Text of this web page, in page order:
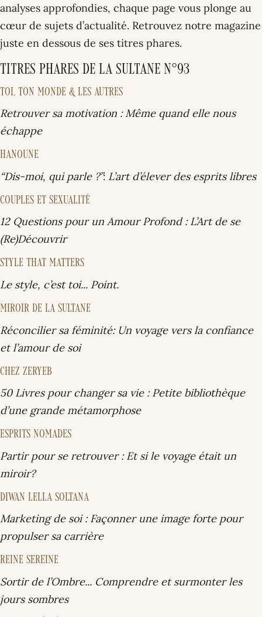
analyses approfondies, chaque page vous plonge au
cœur de sujets d’actualité. Retrouvez notre magazine
juste en dessous de ses titres phares.
Titres phares de La Sultane N°93
TOI, TON MONDE & LES AUTRES
Retrouver sa motivation : Même quand elle nous
échappe
HANOUNE
“Dis-moi, qui parle ?”: L’art d’élever des esprits libres
COUPLES ET SEXUALITÉ
12 Questions pour un Amour Profond :L’Art de se
(Re)Découvrir
STYLE THAT MATTERS
Le style, c’est toi... Point.
MIROIR DE LA SULTANE
Réconcilier sa féminité: Un voyage vers la confiance
et l’amour de soi
CHEZ ZERYEB
50 Livres pour changer sa vie : Petite bibliothèque
d’une grande métamorphose
ESPRITS NOMADES
Partir pour se retrouver : Et si le voyage était un
miroir?
DIWAN LELLA SOLTANA
Marketing de soi : Façonner une image forte pour
propulser sa carrière
REINE SEREINE
Sortir de l’Ombre... Comprendre et surmonter les
jours sombres